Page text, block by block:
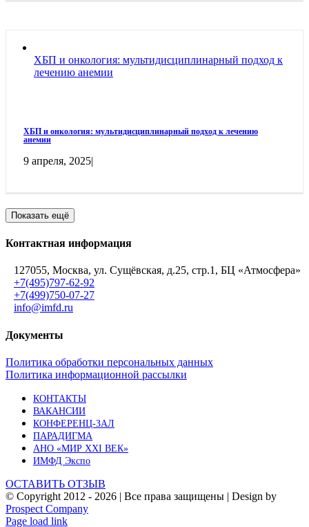
ХБП и онкология: мультидисциплинарный подход к
лечению анемии
ХБП и онкология: мультидисциплинарный подход к лечению
анемии
9 апреля, 2025|
Показать ещё
Контактная информация
127055, Москва, ул. Сущёвская, д.25, стр.1, БЦ «Атмосфера»
+7(495)797-62-92
+7(499)750-07-27
info@imfd.ru
Документы
Политика обработки персональных данных
Политика информационной рассылки
КОНТАКТЫ
ВАКАНСИИ
КОНФЕРЕНЦ-ЗАЛ
ПАРАДИГМА
АНО «МИР XXI ВЕК»
ИМФД Экспо
ОСТАВИТЬ ОТЗЫВ
© Copyright 2012 - 2026 | Все права защищены | Design by
Prospect Company
Vk
Telegram
YouTube
Email
Page load link